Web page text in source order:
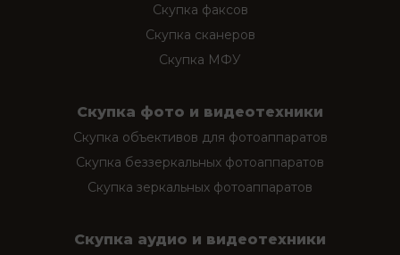
Скупка факсов
Скупка сканеров
Скупка МФУ
Скупка фото и видеотехники
Скупка объективов для фотоаппаратов
Скупка беззеркальных фотоаппаратов
Скупка зеркальных фотоаппаратов
Скупка аудио и видеотехники